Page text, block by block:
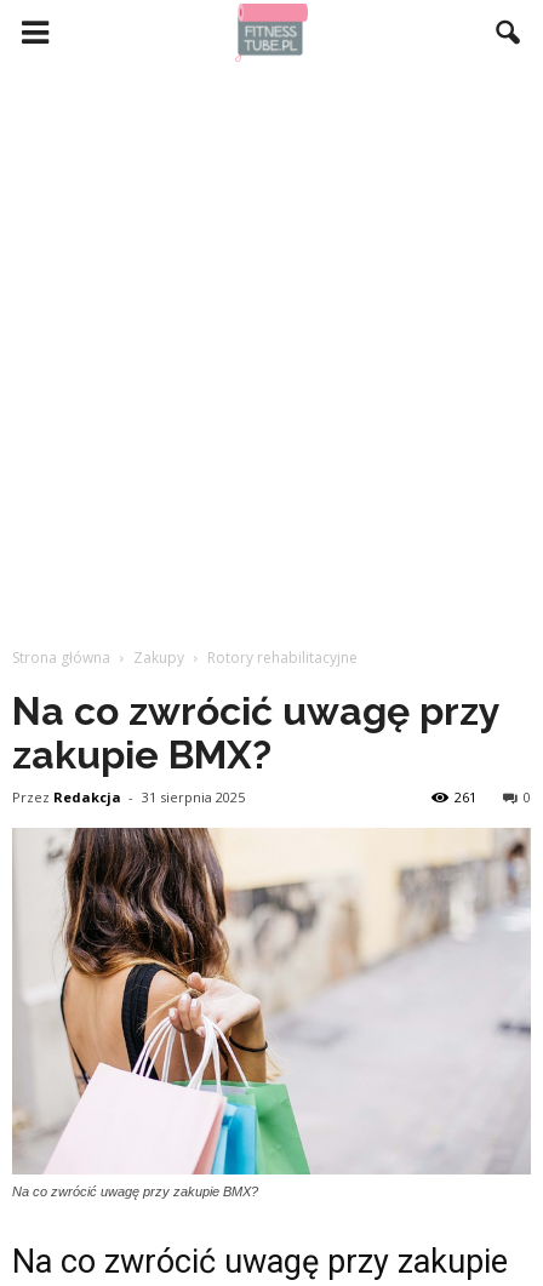
Strona główna Zakupy Rotory rehabilitacyjne
Na co zwrócić uwagę przy
zakupie BMX?
Przez Redakcja - 31 sierpnia 2025 0
261
Na co zwrócić uwagę przy zakupie BMX?
Na co zwrócić uwagę przy zakupie